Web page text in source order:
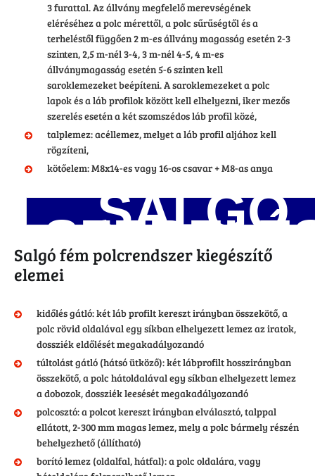
3 furattal. Az állvány megfelelő merevségének
eléréséhez a polc mérettől, a polc sűrűségtől és a
terheléstől függően 2 m-es állvány magasság esetén 2-3
szinten, 2,5 m-nél 3-4, 3 m-nél 4-5, 4 m-es
állványmagasság esetén 5-6 szinten kell
saroklemezeket beépíteni. A saroklemezeket a polc
lapok és a láb profilok között kell elhelyezni, iker mezős
szerelés esetén a két szomszédos láb profil közé,
talplemez: acéllemez, melyet a láb profil aljához kell
rögzíteni,
kötőelem: M8x14-es vagy 16-os csavar + M8-as anya
SALGÓ
Salgó fém polcrendszer kiegészítő
elemei
kidőlés gátló: két láb profilt kereszt irányban összekötő, a
polc rövid oldalával egy síkban elhelyezett lemez az iratok,
dossziék eldőlését megakadályozandó
túltolást gátló (hátsó ütköző): két lábprofilt hosszirányban
összekötő, a polc hátoldalával egy síkban elhelyezett lemez
a dobozok, dossziék leesését megakadályozandó
polcosztó: a polcot kereszt irányban elválasztó, talppal
ellátott, 2-300 mm magas lemez, mely a polc bármely részén
behelyezhető (állítható)
borító lemez (oldalfal, hátfal): a polc oldalára, vagy